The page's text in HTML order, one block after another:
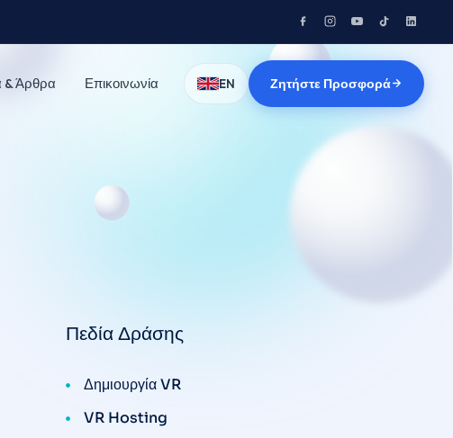
& Άρθρα Επικοινωνία EN Ζητήστε Προσφορά
Πεδία Δράσης
Δημιουργία VR
VR Hosting